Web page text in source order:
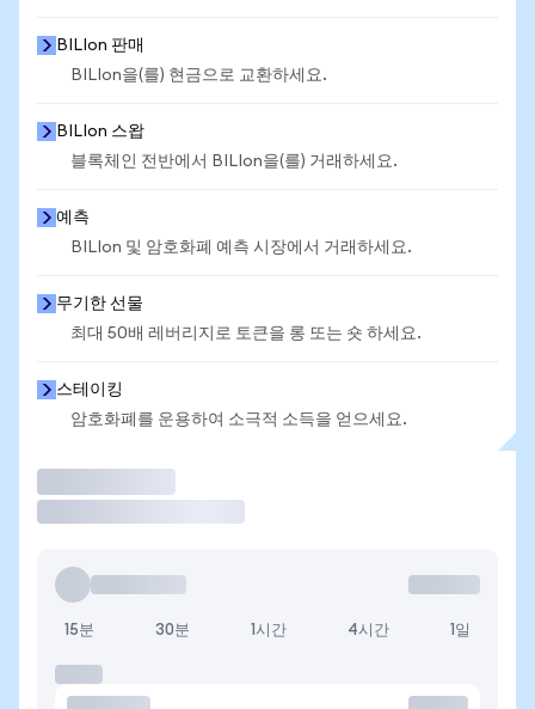
BILIon 판매
BILIon을(를) 현금으로 교환하세요.
BILIon 스왑
블록체인 전반에서 BILIon을(를) 거래하세요.
예측
BILIon 및 암호화폐 예측 시장에서 거래하세요.
무기한 선물
최대 50배 레버리지로 토큰을 롱 또는 숏 하세요.
스테이킹
암호화폐를 운용하여 소극적 소득을 얻으세요.
15분 30분 1시간 4시간 1일